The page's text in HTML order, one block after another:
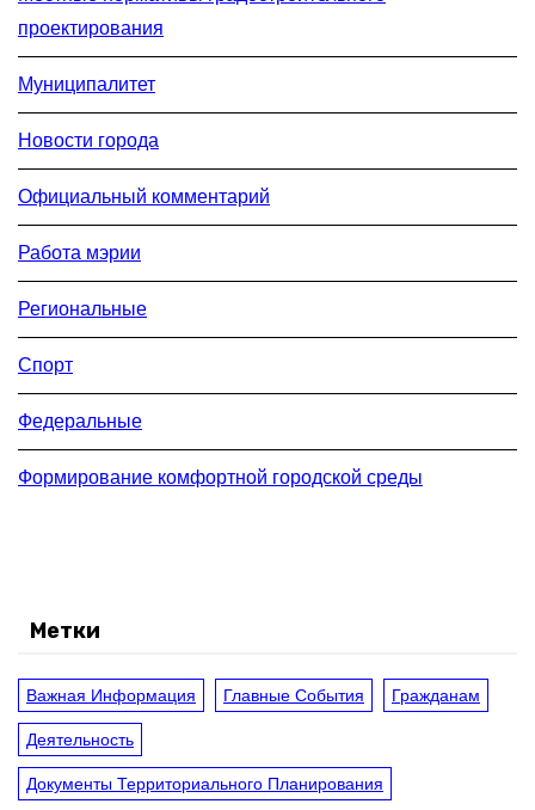
проектирования
Муниципалитет
Новости города
Официальный комментарий
Работа мэрии
Региональные
Спорт
Федеральные
Формирование комфортной городской среды
Метки
Важная Информация Главные События
Гражданам
Деятельность
Документы Территориального Планирования